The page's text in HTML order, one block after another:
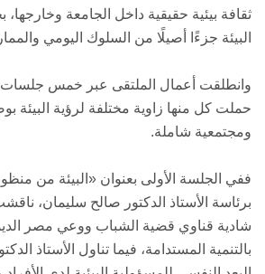
ثقافة بيئية حقيقية داخل الجامعة
البيئة جزءًا أصيلًا من السلوك اليومي
وانطلقت أعمال الملتقى عبر خمس
حملت كل منها زاوية مختلفة لرؤية البيئة
ومجتمعية شاملة.
ففي الجلسة الأولى بعنوان «البيئة من
برئاسة الأستاذ الدكتور صالح سليمان،
شادية قناوي قضية الشباب ووعي مصر
بالتنمية المستدامة، فيما تناول الأستاذ